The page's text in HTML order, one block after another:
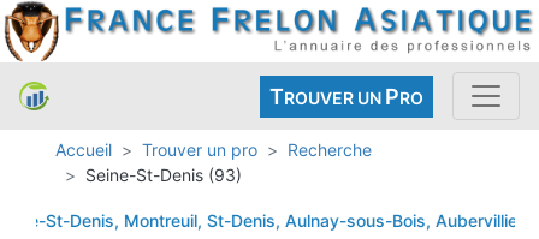
TROUVER UN PRO
Accueil Trouver un pro
Recherche
Seine-St-Denis (93)
Denis, Montreuil, St-Denis, Aulnay-sous-Bois, Aubervilliers,